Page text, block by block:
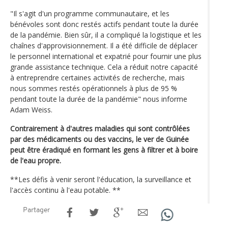
"Il s'agit d'un programme communautaire, et les
bénévoles sont donc restés actifs pendant toute la durée
de la pandémie. Bien sûr, il a compliqué la logistique et les
chaînes d'approvisionnement. Il a été difficile de déplacer
le personnel international et expatrié pour fournir une plus
grande assistance technique. Cela a réduit notre capacité
à entreprendre certaines activités de recherche, mais
nous sommes restés opérationnels à plus de 95 %
pendant toute la durée de la pandémie" nous informe
Adam Weiss.
Contrairement à d'autres maladies qui sont contrôlées
par des médicaments ou des vaccins, le ver de Guinée
peut être éradiqué en formant les gens à filtrer et à boire
de l'eau propre.
**Les défis à venir seront l'éducation, la surveillance et
l'accès continu à l'eau potable. **
Partager